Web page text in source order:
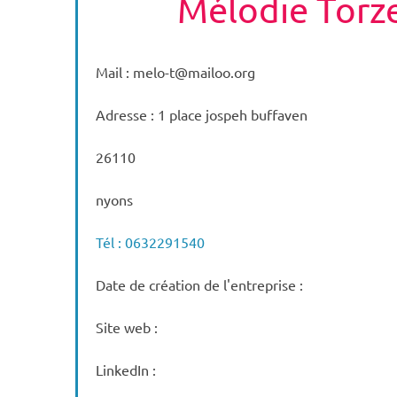
Mélodie
Mail : melo-t@mailoo.org
Adresse : 1 place jospeh buffaven
26110
nyons
Tél : 0632291540
Date de création de l'entreprise :
Site web :
LinkedIn :